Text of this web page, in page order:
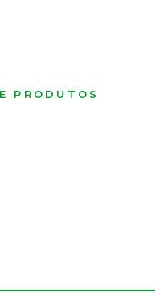
PRODUTOS